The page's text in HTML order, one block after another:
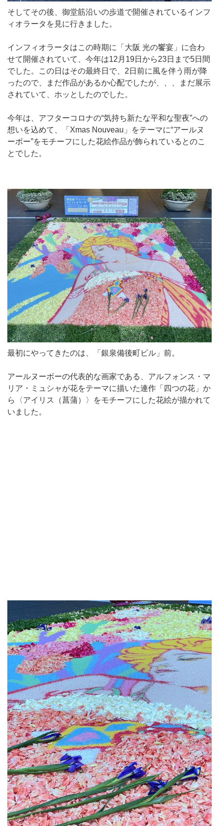
そしてその後、御堂筋沿いの歩道で開催されているインフ
ィオラータを見に行きました。
インフィオラータはこの時期に「大阪 光の饗宴」に合わ
せて開催されていて、今年は12月19日から23日まで5日間
でした。この日はその最終日で、2日前に風を伴う雨が降
ったので、まだ作品があるか心配でしたが、、、まだ展示
されていて、ホッとしたのでした。
今年は、アフターコロナの“気持ち新たな平和な聖夜”への
想いを込めて、「Xmas Nouveau」をテーマに“アールヌ
ーボー”をモチーフにした花絵作品が飾られているとのこ
とでした。
最初にやってきたのは、「銀泉備後町ビル」前。
アールヌーボーの代表的な画家である、アルフォンス・マ
リア・ミュシャが花をテーマに描いた連作「四つの花」か
ら〈アイリス（菖蒲）〉をモチーフにした花絵が描かれて
いました。